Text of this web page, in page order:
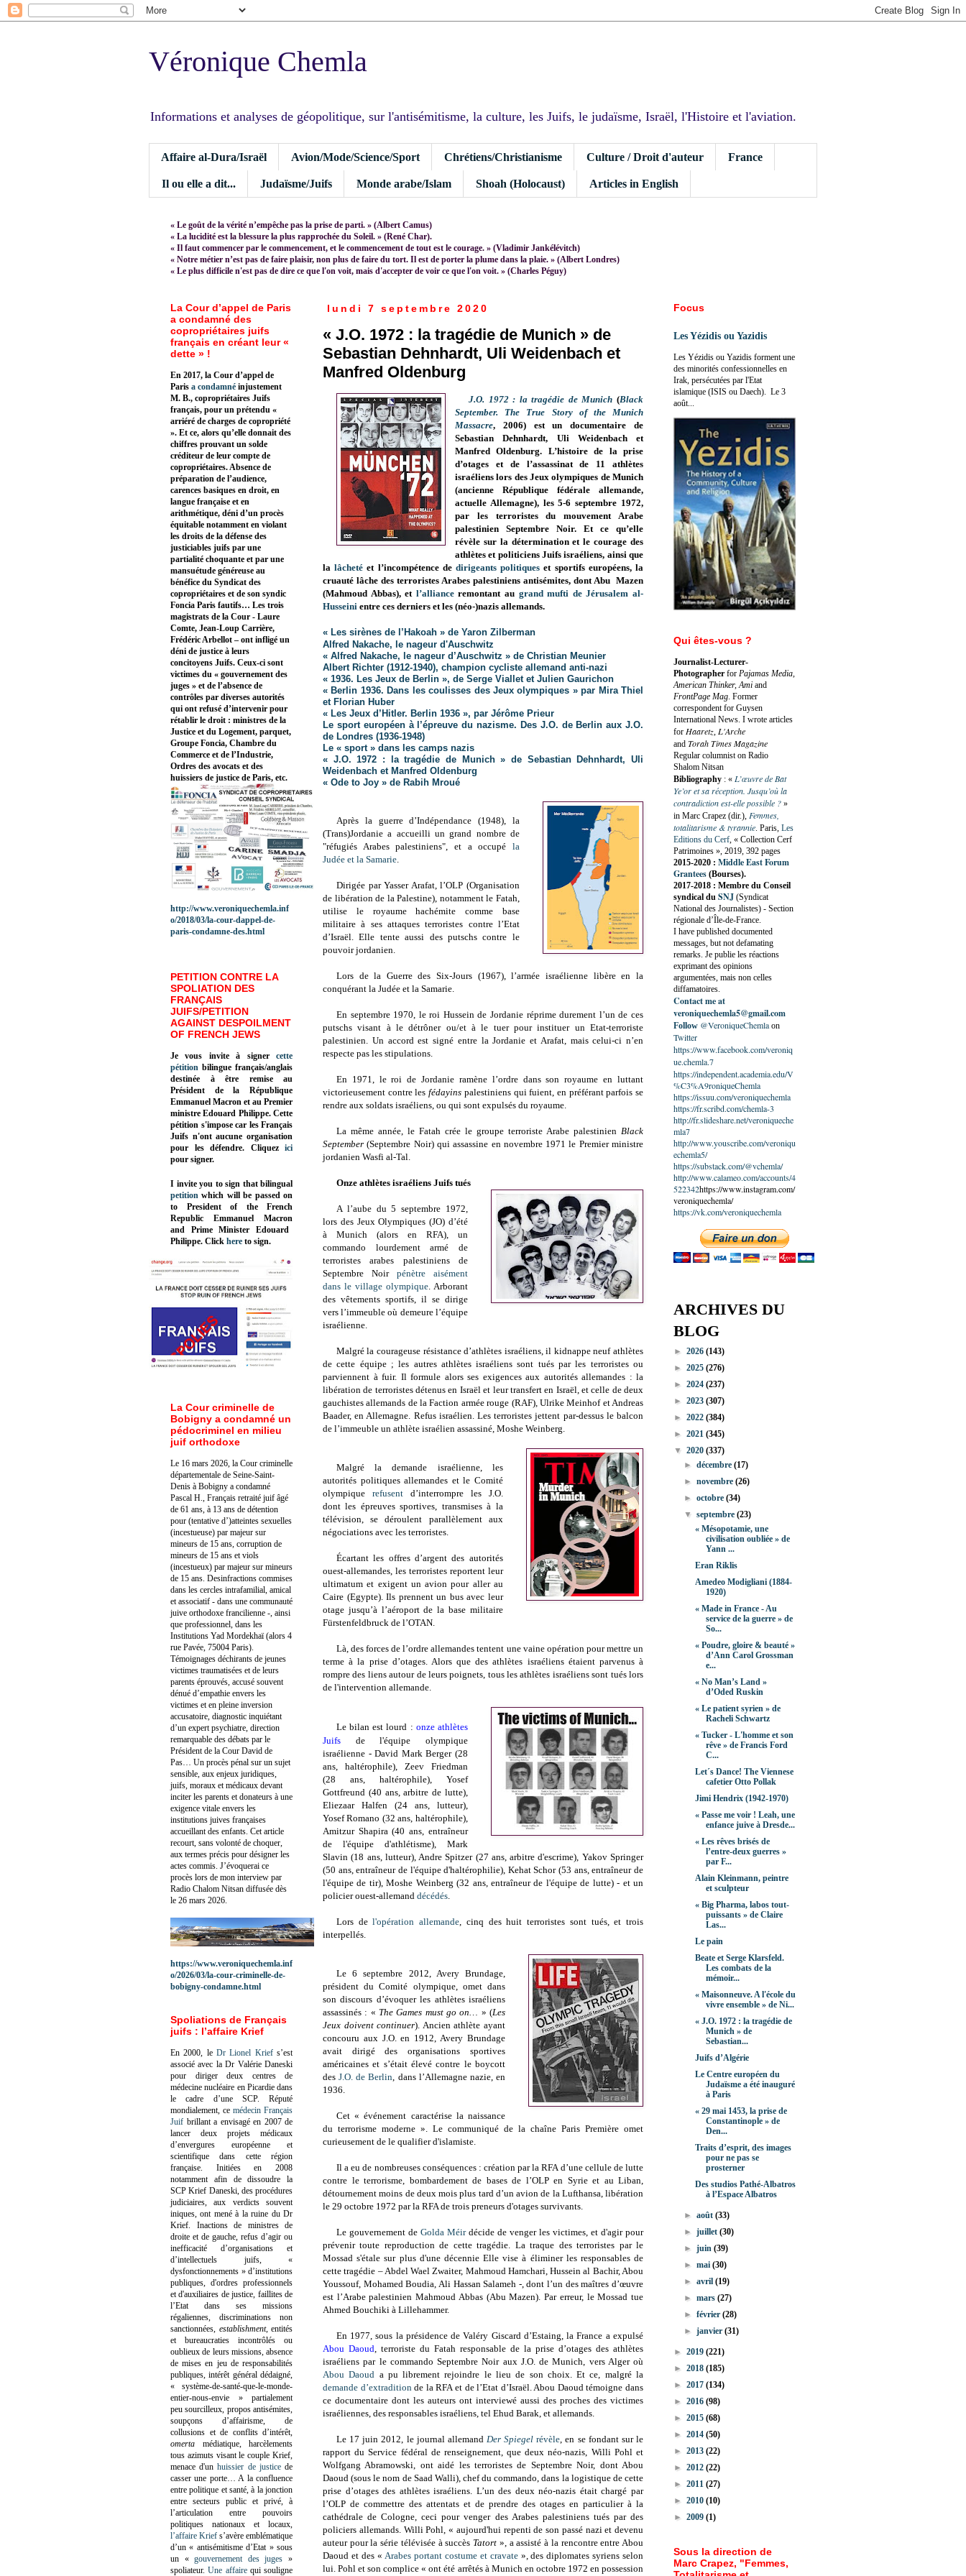
Véronique Chemla
Informations et analyses de géopolitique, sur l'antisémitisme, la culture, les Juifs, le judaïsme, Israël, l'Histoire et l'aviation.
Affaire al-Dura/Israël Avion/Mode/Science/Sport Chrétiens/Christianisme Culture / Droit d'auteur France
Il ou elle a dit... Judaïsme/Juifs Monde arabe/Islam Shoah (Holocaust) Articles in English
« Le goût de la vérité n’empêche pas la prise de parti. » (Albert Camus)
« La lucidité est la blessure la plus rapprochée du Soleil. » (René Char).
« Il faut commencer par le commencement, et le commencement de tout est le courage. » (Vladimir Jankélévitch)
« Notre métier n’est pas de faire plaisir, non plus de faire du tort. Il est de porter la plume dans la plaie. » (Albert Londres)
« Le plus difficile n'est pas de dire ce que l'on voit, mais d'accepter de voir ce que l'on voit. » (Charles Péguy)
lundi 7 septembre 2020
« J.O. 1972 : la tragédie de Munich » de
Sebastian Dehnhardt, Uli Weidenbach et
Manfred Oldenburg
J.O. 1972 : la tragédie de Munich (Black
September. The True Story of the Munich
Massacre, 2006) est un documentaire de
Sebastian Dehnhardt, Uli Weidenbach et
Manfred Oldenburg. L’histoire de la prise
d’otages et de l’assassinat de 11 athlètes
israéliens lors des Jeux olympiques de Munich
(ancienne République fédérale allemande,
actuelle Allemagne), les 5-6 septembre 1972,
par les terroristes du mouvement Arabe
palestinien Septembre Noir. Et ce qu’elle
révèle sur la détermination et le courage des
athlètes et politiciens Juifs israéliens, ainsi que
lalâcheté et l’incompétence dedirigeants politiques et sportifs européens, la
cruauté lâche des terroristes Arabes palestiniens antisémites, dont Abu Mazen
(Mahmoud Abbas), et l’allianceremontant au grand mufti de Jérusalem al-
Husseini entre ces derniers et les (néo-)nazis allemands.
« Les sirènes de l’Hakoah » de Yaron Zilberman
Alfred Nakache, le nageur d'Auschwitz
« Alfred Nakache, le nageur d’Auschwitz » de Christian Meunier
Albert Richter (1912-1940), champion cycliste allemand anti-nazi
« 1936. Les Jeux de Berlin », de Serge Viallet et Julien Gaurichon
« Berlin 1936. Dans les coulisses des Jeux olympiques » par Mira Thiel
et Florian Huber
« Les Jeux d’Hitler. Berlin 1936 », par Jérôme Prieur
Le sport européen à l’épreuve du nazisme. Des J.O. de Berlin aux J.O.
de Londres (1936-1948)
Le « sport » dans les camps nazis
« J.O. 1972 : la tragédie de Munich » de Sebastian Dehnhardt, Uli
Weidenbach et Manfred Oldenburg
« Ode to Joy » de Rabih Mroué
Après la guerre d’Indépendance (1948), la
(Trans)Jordanie a accueilli un grand nombre de
"réfugiés Arabes palestiniens", et a occupé la
Judée et la Samarie.
Dirigée par Yasser Arafat, l’OLP (Organisation
de libération de la Palestine), notamment le Fatah,
utilise le royaume hachémite comme base
militaire à ses attaques terroristes contre l’Etat
d’Israël. Elle tente aussi des putschs contre le
pouvoir jordanien.
Lors de la Guerre des Six-Jours (1967), l’armée israélienne libère en la
conquérant la Judée et la Samarie.
En septembre 1970, le roi Hussein de Jordanie réprime durement l’un de ces
putschs visant à le détrôner ou/et à le tuer pour instituer un Etat-terroriste
palestinien. Un accord est signé entre la Jordanie et Arafat, mais celui-ci n’en
respecte pas les stipulations.
En 1971, le roi de Jordanie ramène l’ordre dans son royaume en luttant
victorieusement contre lesfédayins palestiniens qui fuient, en préférant parfois se
rendre aux soldats israéliens, ou qui sont expulsés du royaume.
La même année, le Fatah crée le groupe terroriste Arabe palestinien Black
September (Septembre Noir) qui assassine en novembre 1971 le Premier ministre
jordanien Wasfi al-Tal.
Onze athlètes israéliens Juifs tués
A l’aube du 5 septembre 1972,
lors des Jeux Olympiques (JO) d’été
à Munich (alors en RFA), un
commando lourdement armé de
terroristes arabes palestiniens de
Septembre Noir pénètre aisément
dans le village olympique. Arborant
des vêtements sportifs, il se dirige
vers l’immeuble où demeure l’équipe
israélienne.
Malgré la courageuse résistance d’athlètes israéliens, il kidnappe neuf athlètes
de cette équipe ; les autres athlètes israéliens sont tués par les terroristes ou
parviennent à fuir. Il formule alors ses exigences aux autorités allemandes : la
libération de terroristes détenus en Israël et leur transfert en Israël, et celle de deux
gauchistes allemands de la Faction armée rouge (RAF), Ulrike Meinhof et Andreas
Baader, en Allemagne. Refus israélien. Les terroristes jettent par-dessus le balcon
de l’immeuble un athlète israélien assassiné, Moshe Weinberg.
Malgré la demande israélienne, les
autorités politiques allemandes et le Comité
olympique refusentd’interrompre les J.O.
dont les épreuves sportives, transmises à la
télévision, se déroulent parallèlement aux
négociations avec les terroristes.
Écartant les offres d’argent des autorités
ouest-allemandes, les terroristes reportent leur
ultimatum et exigent un avion pour aller au
Caire (Egypte). Ils prennent un bus avec leur
otage jusqu’à l’aéroport de la base militaire
Fürstenfeldbruck de l’OTAN.
Là, des forces de l’ordre allemandes tentent une vaine opération pour mettre un
terme à la prise d’otages. Alors que des athlètes israéliens étaient parvenus à
rompre des liens autour de leurs poignets, tous les athlètes israéliens sont tués lors
de l'intervention allemande.
Le bilan est lourd : onze athlètes
Juifs
de l'équipe olympique
israélienne - David Mark Berger (28
ans, haltérophile), Zeev Friedman
(28 ans, haltérophile), Yosef
Gottfreund (40 ans, arbitre de lutte),
Eliezaar Halfen (24 ans, lutteur),
Yosef Romano (32 ans, haltérophile),
Amitzur Shapira (40 ans, entraîneur
de l'équipe d'athlétisme), Mark
Slavin (18 ans, lutteur), Andre Spitzer (27 ans, arbitre d'escrime), Yakov Springer
(50 ans, entraîneur de l'équipe d'haltérophilie), Kehat Schor (53 ans, entraîneur de
l'équipe de tir), Moshe Weinberg (32 ans, entraîneur de l'équipe de lutte) - et un
policier ouest-allemand décédés.
Lors del'opération allemande, cinq des huit terroristes sont tués, et trois
interpellés.
Le 6 septembre 2012, Avery Brundage,
président du Comité olympique, omet dans
son discours d’évoquer les athlètes israéliens
assassinés : « The Games must go on… » (Les
Jeux doivent continuer). Ancien athlète ayant
concouru aux J.O. en 1912, Avery Brundage
avait dirigé des organisations sportives
américaines et s’était élevé contre le boycott
desJ.O. de Berlin, dans l’Allemagne nazie, en
1936.
Cet « événement caractérise la naissance
du terrorisme moderne ». Le communiqué de la chaîne Paris Première omet
curieusement de le qualifier d'islamiste.
Il a eu de nombreuses conséquences : création par la RFA d’une cellule de lutte
contre le terrorisme, bombardement de bases de l’OLP en Syrie et au Liban,
détournement moins de deux mois plus tard d’un avion de la Lufthansa, libération
le 29 octobre 1972 par la RFA de trois preneurs d'otages survivants.
Le gouvernement de Golda Méirdécide de venger les victimes, et d'agir pour
prévenir toute reproduction de cette tragédie. La traque des terroristes par le
Mossad s'étale sur plus d'une décennieElle vise à éliminer les responsables de
cette tragédie – Abdel Wael Zwaiter, Mahmoud Hamchari, Hussein al Bachir, Abou
Youssouf, Mohamed Boudia, Ali Hassan Salameh -, dont l’un des maîtres d’œuvre
est l’Arabe palestinien Mahmoud Abbas (Abu Mazen). Par erreur, le Mossad tue
Ahmed Bouchiki à Lillehammer.
En 1977, sous la présidence de Valéry Giscard d’Estaing, la France a expulsé
Abou Daoud, terroriste du Fatah responsable de la prise d’otages des athlètes
israéliens par le commando Septembre Noir aux J.O. de Munich, vers Alger où
Abou Daoud a pu librement rejoindre le lieu de son choix. Et ce, malgré la
demande d’extraditionde la RFA et de l’Etat d’Israël. Abou Daoud témoigne dans
ce documentaire dont les auteurs ont interviewé aussi des proches des victimes
israéliennes, des responsables israéliens, tel Ehud Barak, et allemands.
Le 17 juin 2012, le journal allemand Der Spiegel révèle, en se fondant sur le
rapport du Service fédéral de renseignement, que deux néo-nazis, Willi Pohl et
Wolfgang Abramowski, ont aidé les terroristes de Septembre Noir, dont Abou
Daoud (sous le nom de Saad Walli), chef du commando, dans la logistique de cette
prise d’otages des athlètes israéliens. L’un des deux néo-nazis était chargé par
l’OLP de commettre des attentats et de prendre des otages en particulier à la
cathédrale de Cologne, ceci pour venger des Arabes palestiniens tués par des
policiers allemands. Willi Pohl, « aujourd'hui repenti de son passé nazi et devenu
auteur pour la série télévisée à succès Tatort », a assisté à la rencontre entre Abou
Daoud et des «Arabes portant costume et cravate», des diplomates syriens selon
lui. Pohl et son complice « ont été arrêtés à Munich en octobre 1972 en possession
La Cour d’appel de Paris
a condamné des
copropriétaires juifs
français en créant leur «
dette » !
En 2017, la Cour d’appel de
Paris a condamné injustement
M. B., copropriétaires Juifs
français, pour un prétendu «
arriéré de charges de copropriété
». Et ce, alors qu’elle donnait des
chiffres prouvant un solde
créditeur de leur compte de
copropriétaires. Absence de
préparation de l’audience,
carences basiques en droit, en
langue française et en
arithmétique, déni d’un procès
équitable notamment en violant
les droits de la défense des
justiciables juifs par une
partialité choquante et par une
mansuétude généreuse au
bénéfice du Syndicat des
copropriétaires et de son syndic
Foncia Paris fautifs… Les trois
magistrats de la Cour - Laure
Comte, Jean-Loup Carrière,
Frédéric Arbellot – ont infligé un
déni de justice à leurs
concitoyens Juifs. Ceux-ci sont
victimes du « gouvernement des
juges » et de l’absence de
contrôles par diverses autorités
qui ont refusé d’intervenir pour
rétablir le droit : ministres de la
Justice et du Logement, parquet,
Groupe Foncia, Chambre du
Commerce et de l’Industrie,
Ordres des avocats et des
huissiers de justice de Paris, etc.
http://www.veroniquechemla.inf
o/2018/03/la-cour-dappel-de-
paris-condamne-des.html
PETITION CONTRE LA
SPOLIATION DES
FRANÇAIS
JUIFS/PETITION
AGAINST DESPOILMENT
OF FRENCH JEWS
Je vous invite à signer cette
pétition bilingue français/anglais
destinée à être remise au
Président de la République
Emmanuel Macron et au Premier
ministre Edouard Philippe. Cette
pétition s'impose car les Français
Juifs n'ont aucune organisation
pour les défendre. Cliquez
ici
pour signer.
I invite you to sign that bilingual
petition which will be passed on
to President of the French
Republic Emmanuel Macron
and Prime Minister Edouard
Philippe. Click here to sign.
La Cour criminelle de
Bobigny a condamné un
pédocriminel en milieu
juif orthodoxe
Le 16 mars 2026, la Cour criminelle
départementale de Seine-Saint-
Denis à Bobigny a condamné
Pascal H., Français retraité juif âgé
de 61 ans, à 13 ans de détention
pour (tentative d’)atteintes sexuelles
(incestueuse) par majeur sur
mineurs de 15 ans, corruption de
mineurs de 15 ans et viols
(incestueux) par majeur sur mineurs
de 15 ans. Desinfractions commises
dans les cercles intrafamilial, amical
et associatif - dans une communauté
juive orthodoxe francilienne -, ainsi
que professionnel, dans les
Institutions Yad Mordekhaï (alors 4
rue Pavée, 75004 Paris).
Témoignages déchirants de jeunes
victimes traumatisées et de leurs
parents éprouvés, accusé souvent
dénué d’empathie envers les
victimes et en pleine inversion
accusatoire, diagnostic inquiétant
d’un expert psychiatre, direction
remarquable des débats par le
Président de la Cour David de
Pas… Un procès pénal sur un sujet
sensible, aux enjeux juridiques,
juifs, moraux et médicaux devant
inciter les parents et donateurs à une
exigence vitale envers les
institutions juives françaises
accueillant des enfants. Cet article
recourt, sans volonté de choquer,
aux termes précis pour désigner les
actes commis. J’évoquerai ce
procès lors de mon interview par
Radio Chalom Nitsan diffusée dès
le 26 mars 2026.
https://www.veroniquechemla.inf
o/2026/03/la-cour-criminelle-de-
bobigny-condamne.html
Spoliations de Français
juifs : l’affaire Krief
En 2000, le Dr Lionel Kriefs’est
associé avec la Dr Valérie Daneski
pour diriger deux centres de
médecine nucléaire en Picardie dans
le cadre d’une SCP. Réputé
mondialement, ce médecin Français
Juif brillant a envisagé en 2007 de
lancer deux projets médicaux
d’envergures européenne et
scientifique dans cette région
française. Initiées en 2008
notamment afin de dissoudre la
SCP Krief Daneski, des procédures
judiciaires, aux verdicts souvent
iniques, ont mené à la ruine du Dr
Krief. Inactions de ministres de
droite et de gauche, refus d’agir ou
inefficacité d’organisations et
d’intellectuels juifs, «
dysfonctionnements » d’institutions
publiques, d'ordres professionnels
et d'auxiliaires de justice, faillites de
l’Etat dans ses missions
régaliennes, discriminations non
sanctionnées, establishment, entités
et bureaucraties incontrôlés ou
oublieux de leurs missions, absence
de mises en jeu de responsabilités
publiques, intérêt général dédaigné,
« système-de-santé-que-le-monde-
entier-nous-envie » partialement
peu sourcilleux, propos antisémites,
soupçons d’affairisme, de
collusions et de conflits d’intérêt,
omerta médiatique, harcèlements
tous azimuts visant le couple Krief,
menace d'unhuissier de justicede
casser une porte… A la confluence
entre politique et santé, à la jonction
entre secteurs public et privé, à
l’articulation entre pouvoirs
politiques nationaux et locaux,
l’affaire Krief s’avère emblématique
d’un « antisémitisme d’Etat » sous
un «gouvernement des juges »
spoliateur.Une affairequi souligne
Focus
Les Yézidis ou Yazidis
Les Yézidis ou Yazidis forment une
des minorités confessionnelles en
Irak, persécutées par l'Etat
islamique (ISIS ou Daech). Le 3
août...
Qui êtes-vous ?
Journalist-Lecturer-
Photographer for Pajamas Media,
American Thinker, Ami and
FrontPage Mag. Former
correspondent for Guysen
International News. I wrote articles
for Haaretz, L'Arche
and Torah Times Magazine
Regular columnist on Radio
Shalom Nitsan
Bibliography : « L’œuvre de Bat
Ye’or et sa réception. Jusqu’où la
contradiction est-elle possible ? »
in Marc Crapez (dir.), Femmes,
totalitarisme & tyrannie. Paris, Les
Editions du Cerf, « Collection Cerf
Patrimoines », 2019, 392 pages
2015-2020 : Middle East Forum
Grantees (Bourses).
2017-2018 : Membre du Conseil
syndical du SNJ (Syndicat
National des Journalistes) - Section
régionale d’Île-de-France.
I have published documented
messages, but not defamating
remarks. Je publie les réactions
exprimant des opinions
argumentées, mais non celles
diffamatoires.
Contact me at
veroniquechemla5@gmail.com
Follow @VeroniqueChemlaon
Twitter
https://www.facebook.com/veroniq
ue.chemla.7
https://independent.academia.edu/V
%C3%A9roniqueChemla
https://issuu.com/veroniquechemla
https://fr.scribd.com/chemla-3
http://fr.slideshare.net/veroniqueche
mla7
http://www.youscribe.com/veroniqu
echemla5/
https://substack.com/@vchemla/
http://www.calameo.com/accounts/4
522342https://www.instagram.com/
veroniquechemla/
https://vk.com/veroniquechemla
ARCHIVES DU
BLOG
► 2026 (143)
► 2025 (276)
► 2024 (237)
► 2023 (307)
► 2022 (384)
► 2021 (345)
▼ 2020 (337)
►décembre(17)
►novembre(26)
►octobre(34)
▼septembre(23)
« Mésopotamie, une
civilisation oubliée » de
Yann ...
Eran Riklis
Amedeo Modigliani (1884-
1920)
« Made in France - Au
service de la guerre » de
So...
« Poudre, gloire & beauté »
d’Ann Carol Grossman
e...
« No Man’s Land »
d’Oded Ruskin
« Le patient syrien » de
Racheli Schwartz
« Tucker - L'homme et son
rêve » de Francis Ford
C...
Let´s Dance! The Viennese
cafetier Otto Pollak
Jimi Hendrix (1942-1970)
« Passe me voir ! Leah, une
enfance juive à Dresde...
« Les rêves brisés de
l’entre-deux guerres »
par F...
Alain Kleinmann, peintre
et sculpteur
« Big Pharma, labos tout-
puissants » de Claire
Las...
Le pain
Beate et Serge Klarsfeld.
Les combats de la
mémoir...
« Maisonneuve. A l'école du
vivre ensemble » de Ni...
« J.O. 1972 : la tragédie de
Munich » de
Sebastian...
Juifs d’Algérie
Le Centre européen du
Judaïsme a été inauguré
à Paris
« 29 mai 1453, la prise de
Constantinople » de
Den...
Traits d’esprit, des images
pour ne pas se
prosterner
Des studios Pathé-Albatros
à l’Espace Albatros
►août(33)
►juillet(30)
►juin(39)
►mai(30)
►avril(19)
►mars(27)
►février(28)
►janvier(31)
► 2019 (221)
► 2018 (185)
► 2017 (134)
► 2016 (98)
► 2015 (68)
► 2014 (50)
► 2013 (22)
► 2012 (22)
► 2011 (27)
► 2010 (10)
► 2009 (1)
Sous la direction de
Marc Crapez, "Femmes,